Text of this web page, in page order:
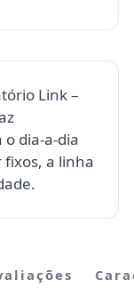
Link –
dia-a-dia
fixos, a linha